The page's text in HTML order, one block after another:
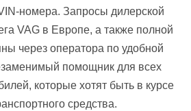
номера. Запросы дилерской
VAG в Европе, а также полной
через оператора по удобной
помощник для всех
которые хотят быть в курсе
средства.